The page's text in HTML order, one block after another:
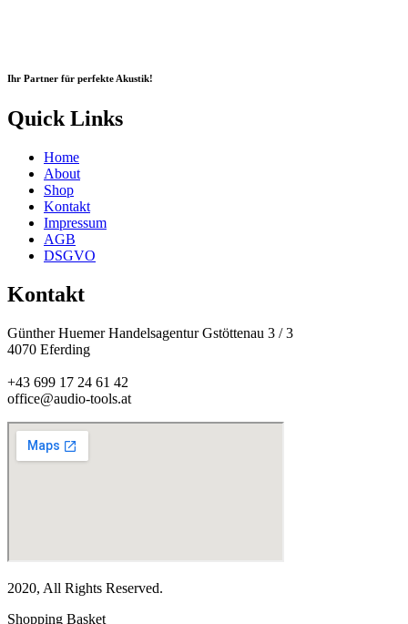
Ihr Partner für perfekte Akustik!
Quick Links
Home
About
Shop
Kontakt
Impressum
AGB
DSGVO
Kontakt
Günther Huemer Handelsagentur Gstöttenau 3 / 3
4070 Eferding
+43 699 17 24 61 42
office@audio-tools.at
2020, All Rights Reserved.
Shopping Basket